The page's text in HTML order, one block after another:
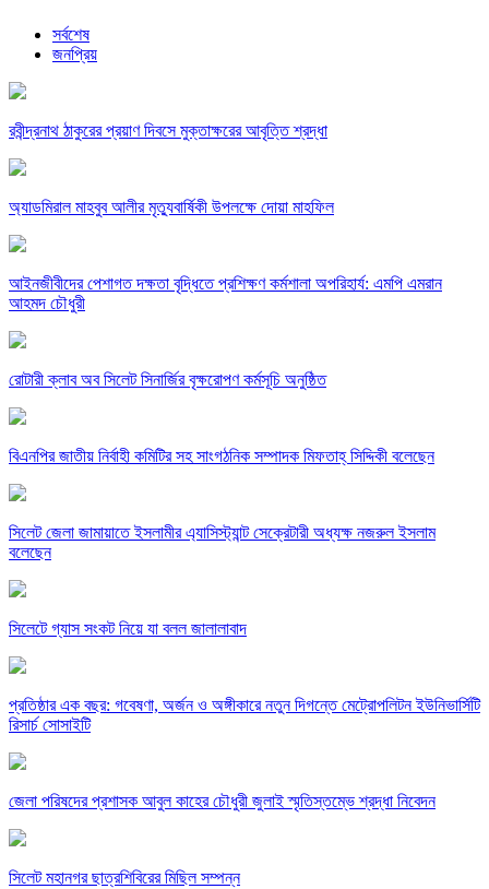
সর্বশেষ
জনপ্রিয়
রবীন্দ্রনাথ ঠাকুরের প্রয়াণ দিবসে মুক্তাক্ষরের আবৃত্তি শ্রদ্ধা
অ্যাডমিরাল মাহবুব আলীর মৃত্যুবার্ষিকী উপলক্ষে দোয়া মাহফিল
‎আইনজীবীদের পেশাগত দক্ষতা বৃদ্ধিতে প্রশিক্ষণ কর্মশালা অপরিহার্য: এমপি এমরান
আহমদ চৌধুরী
রোটারী ক্লাব অব সিলেট সিনার্জির বৃক্ষরোপণ কর্মসূচি অনুষ্ঠিত
বিএনপির জাতীয় নির্বাহী কমিটির সহ সাংগঠনিক সম্পাদক মিফতাহ্ সিদ্দিকী বলেছেন
সিলেট জেলা জামায়াতে ইসলামীর এ্যাসিস্ট্যান্ট সেক্রেটারী অধ্যক্ষ নজরুল ইসলাম
বলেছেন
সিলেটে গ্যাস সংকট নিয়ে যা বলল জালালাবাদ
প্রতিষ্ঠার এক বছর: গবেষণা, অর্জন ও অঙ্গীকারে নতুন দিগন্তে মেট্রোপলিটন ইউনিভার্সিটি
রিসার্চ সোসাইটি
জেলা পরিষদের প্রশাসক আবুল কাহের চৌধুরী জুলাই স্মৃতিস্তম্ভে শ্রদ্ধা নিবেদন
সিলেট মহানগর ছাত্রশিবিরের মিছিল সম্পন্ন